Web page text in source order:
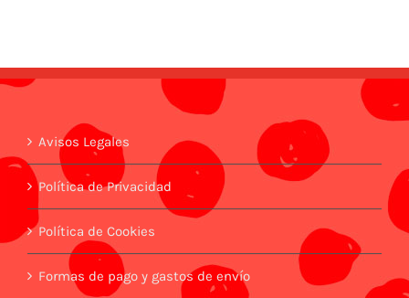
Avisos Legales
Política de Privacidad
Política de Cookies
Formas de pago y gastos de envío